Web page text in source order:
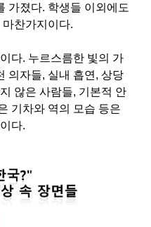
가졌다. 학생들 이외에도
마찬가지이다.
다. 누르스름한 빛의 가
의자들, 실내 흡연 ,상당
않은 사람들, 기본적 안
기차와 역의 모습 등은
다.